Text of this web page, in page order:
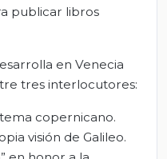
publicar libros
en Venecia
tres interlocutores:
copernicano.
visión de Galileo.